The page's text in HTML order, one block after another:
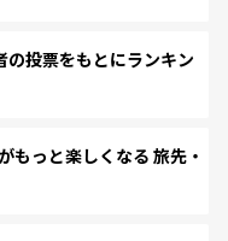
投票をもとにランキン
っと楽しくなる 旅先・